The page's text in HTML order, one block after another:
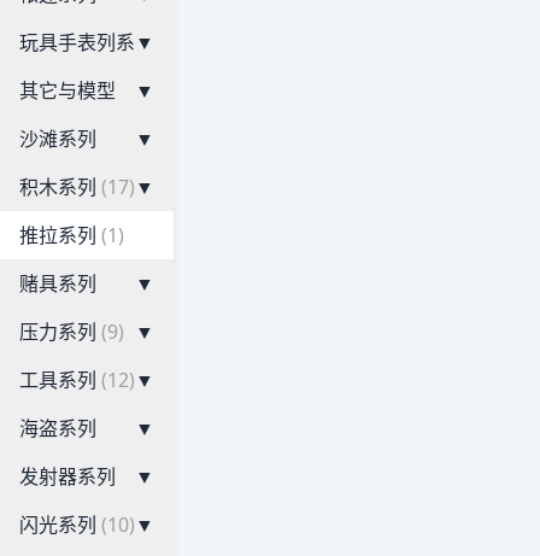
玩具手表列系▼
其它与模型
▼
沙滩系列
▼
积木系列 (17)▼
推拉系列 (1)
赌具系列
▼
压力系列 (9) ▼
工具系列 (12)▼
海盗系列
▼
发射器系列
▼
闪光系列 (10)▼